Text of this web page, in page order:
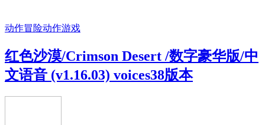
动作冒险动作游戏
红色沙漠/Crimson Desert /数字豪华版/中
文语音 (v1.16.03) voices38版本